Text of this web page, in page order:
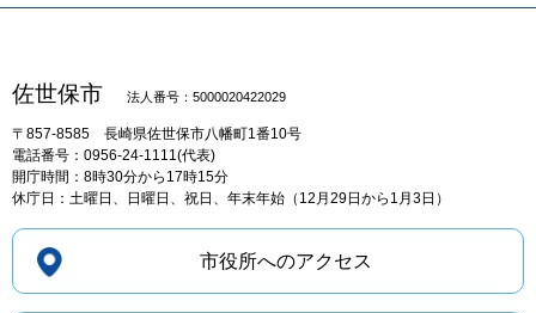
佐世保市 法人番号：5000020422029
〒857-8585 長崎県佐世保市八幡町1番10号
電話番号：0956-24-1111(代表)
開庁時間：8時30分から17時15分
休庁日：土曜日、日曜日、祝日、年末年始（12月29日から1月3日）
市役所へのアクセス